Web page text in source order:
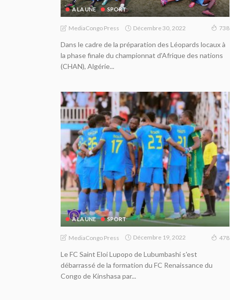
A LA UNE SPORT
MediaCongo Press Décembre 30, 2022 738
Dans le cadre de la préparation des Léopards locaux à
la phase finale du championnat d'Afrique des nations
(CHAN), Algérie...
A LA UNE SPORT
MediaCongo Press Décembre 19, 2022 478
Le FC Saint Eloi Lupopo de Lubumbashi s'est
débarrassé de la formation du FC Renaissance du
Congo de Kinshasa par...